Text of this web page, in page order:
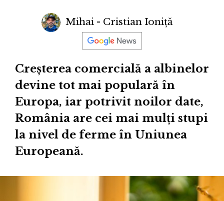
Mihai - Cristian Ioniță
Creșterea comercială a albinelor
devine tot mai populară în
Europa, iar potrivit noilor date,
România are cei mai mulți stupi
la nivel de ferme în Uniunea
Europeană.